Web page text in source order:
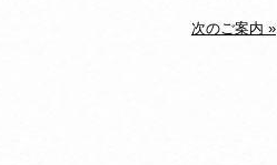
次のご案内 »